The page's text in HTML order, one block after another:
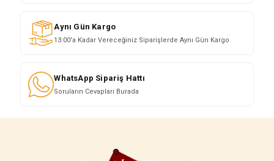
Aynı Gün Kargo
13:00'a Kadar Vereceğiniz Siparişlerde Aynı Gün Kargo
WhatsApp Sipariş Hattı
Soruların Cevapları Burada